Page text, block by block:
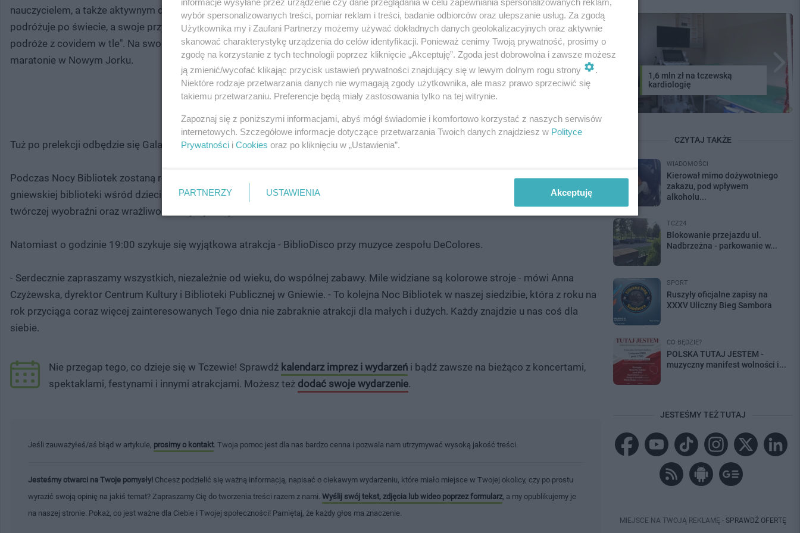
nauczycielem, a także aktywnym działaczem sportowym i mieszkańcem Starogardu Gdańskiego. Od wielu lat intensywnie
podróżuje po świecie, a swoje przygody opisał w książkach: "Ekwador wzdłuż i wszerz", "Tam, gdzie ryż smakuje inaczej" oraz "Moje
podróże z covidem w tle". Na swoim koncie ma także osiągnięcia sportowe, w tym ukończenie Iron Mana i trzykrotny udział w
maratonie w Nowym Jorku.
MIEJSCE NA TWOJĄ REKLAMĘ -SPRAWDŹ OFERTĘ
Tuż po prelekcji odbędzie się Gala Czytelnika Roku 2024. Uhonorowani zostaną najaktywniejsi czytelnicy.
Podczas Nocy Bibliotek zostaną również ogłoszone wyniki konkursu "Nagraj TikToka w Bibliotece". Celem konkursu jest promocja
gniewskiej biblioteki wśród dzieci i młodzieży, rozwój ich zainteresowań literackich i filmowych, a także rozwijanie kreatywności,
twórczej wyobraźni oraz wrażliwości artystycznej.
Natomiast o godzinie 19:00 szykuje się wyjątkowa atrakcja - BiblioDisco przy muzyce zespołu DeColores.
- Serdecznie zapraszamy wszystkich, niezależnie od wieku, do wspólnej zabawy. Mile widziane są kolorowe stroje - mówi Anna
Czyżewska, dyrektor Centrum Kultury i Biblioteki Publicznej w Gniewie. - To kolejna Noc Bibliotek w naszej siedzibie, która z roku na
rok przyciąga coraz więcej zainteresowanych Tego dnia nie zabraknie atrakcji dla małych i dużych. Każdy znajdzie u nas coś dla
siebie.
Nie przegap tego, co dzieje się w Tczewie! Sprawdź kalendarz imprez i wydarzeń i bądź zawsze na bieżąco z koncertami,
spektaklami, festynami i innymi atrakcjami. Możesz też dodać swoje wydarzenie.
Jeśli zauważyłeś/aś błąd w artykule, prosimy o kontakt . Twoja pomoc jest dla nas bardzo cenna i pozwala nam utrzymywać wysoką jakość treści.
Jesteśmy otwarci na Twoje pomysły! Chcesz podzielić się ważną informacją, napisać o ciekawym wydarzeniu, które miało miejsce w Twojej okolicy, czy po prostu
wyrazić swoją opinię na jakiś temat? Zapraszamy Cię do tworzenia treści razem z nami. Wyślij swój tekst, zdjęcia lub wideo poprzez formularz , a my opublikujemy je
na naszej stronie. Pokaż, co jest ważne dla Ciebie i Twojej społeczności! Pamiętaj, że każdy głos ma znaczenie.
1,6 mln zł na tczewską
kardiologię
CZYTAJ TAKŻE
WIADOMOŚCI
Kierował mimo dożywotniego
zakazu, pod wpływem
alkoholu...
TCZ24
Blokowanie przejazdu ul.
Nadbrzeżna - parkowanie w...
SPORT
Ruszyły oficjalne zapisy na
XXXV Uliczny Bieg Sambora
CO BĘDZIE?
POLSKA TUTAJ JESTEM -
muzyczny manifest wolności i...
JESTEŚMY TEŻ TUTAJ
MIEJSCE NA TWOJĄ REKLAMĘ - SPRAWDŹ OFERTĘ
wybór spersonalizowanych treści, pomiar reklam i treści, badanie odbiorców oraz ulepszanie usług. Za zgodą
Użytkownika my i Zaufani Partnerzy możemy używać dokładnych danych geolokalizacyjnych oraz aktywnie
skanować charakterystykę urządzenia do celów identyfikacji. Ponieważ cenimy Twoją prywatność, prosimy o
zgodę na korzystanie z tych technologii poprzez kliknięcie „Akceptuję”. Zgoda jest dobrowolna i zawsze możesz
ją zmienić/wycofać klikając przycisk ustawień prywatności znajdujący się w lewym dolnym rogu strony
.
Niektóre rodzaje przetwarzania danych nie wymagają zgody użytkownika, ale masz prawo sprzeciwić się
takiemu przetwarzaniu. Preferencje będą miały zastosowania tylko na tej witrynie.
Zapoznaj się z poniższymi informacjami, abyś mógł świadomie i komfortowo korzystać z naszych serwisów
internetowych. Szczegółowe informacje dotyczące przetwarzania Twoich danych znajdziesz w Polityce
Prywatności i Cookies oraz po kliknięciu w „Ustawienia”.
PARTNERZY USTAWIENIA Akceptuję